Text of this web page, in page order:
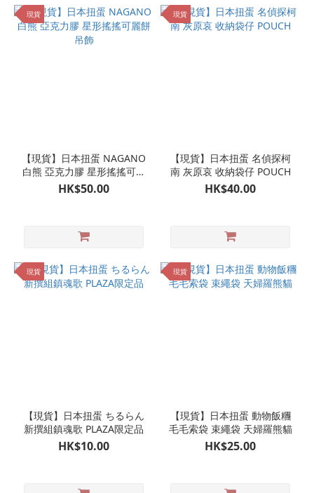
現貨
【現貨】日本扭蛋 NAGANO
白熊 亞克力膠 星形搖搖可麗
餅吊飾
HK$50.00
現貨
【現貨】日本扭蛋 名偵探柯
南 灰原哀 收納袋仔 POUCH
HK$40.00
現貨
【現貨】日本扭蛋 ちるらん
新撰組鎮魂歌 PLAZA限定品
HK$10.00
現貨
【現貨】日本扭蛋 動物飯糰
毛毛索袋 束繩袋 天婦羅熊貓
HK$25.00